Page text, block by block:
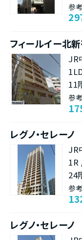
参
フィールイー北
JR
11
参
レグノ・セレーノ
JR
1R
24
参
レグノ・セレーノ